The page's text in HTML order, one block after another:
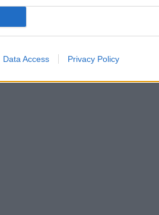
Data Access Privacy Policy
την